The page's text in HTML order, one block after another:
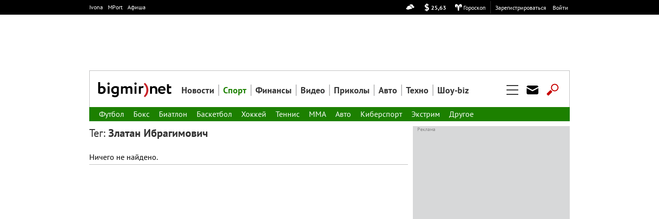
Ivona MPort Афиша Зарегистрироваться Войти
25,63 Гороскоп
Новости Спорт Финансы Видео Приколы Авто Техно Шоу-biz
Футбол Бокс Биатлон Баскетбол Хоккей Теннис ММА Авто Киберспорт Экстрим Другое
Тег: Златан Ибрагимович
Ничего не найдено.
Реклама